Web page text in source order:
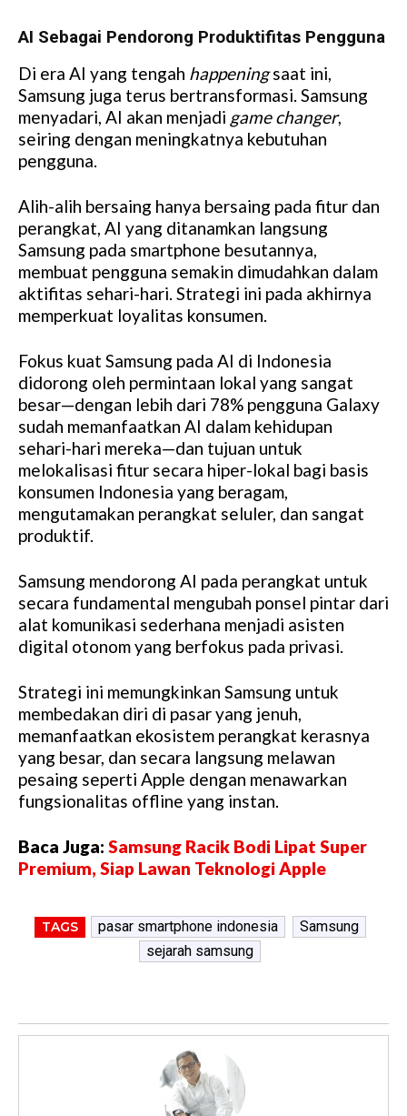
AI Sebagai Pendorong Produktifitas Pengguna
Di era AI yang tengah happeningsaat ini,
Samsung juga terus bertransformasi. Samsung
menyadari, AI akan menjadi game changer,
seiring dengan meningkatnya kebutuhan
pengguna.
Alih-alih bersaing hanya bersaing pada fitur dan
perangkat, AI yang ditanamkan langsung
Samsung pada smartphone besutannya,
membuat pengguna semakin dimudahkan dalam
aktifitas sehari-hari. Strategi ini pada akhirnya
memperkuat loyalitas konsumen.
Fokus kuat Samsung pada AI di Indonesia
didorong oleh permintaan lokal yang sangat
besar—dengan lebih dari 78% pengguna Galaxy
sudah memanfaatkan AI dalam kehidupan
sehari-hari mereka—dan tujuan untuk
melokalisasi fitur secara hiper-lokal bagi basis
konsumen Indonesia yang beragam,
mengutamakan perangkat seluler, dan sangat
produktif.
Samsung mendorong AI pada perangkat untuk
secara fundamental mengubah ponsel pintar dari
alat komunikasi sederhana menjadi asisten
digital otonom yang berfokus pada privasi.
Strategi ini memungkinkan Samsung untuk
membedakan diri di pasar yang jenuh,
memanfaatkan ekosistem perangkat kerasnya
yang besar, dan secara langsung melawan
pesaing seperti Apple dengan menawarkan
fungsionalitas offline yang instan.
Baca Juga: Samsung Racik Bodi Lipat Super
Premium, Siap Lawan Teknologi Apple
TAGS pasar smartphone indonesia
Samsung
sejarah samsung